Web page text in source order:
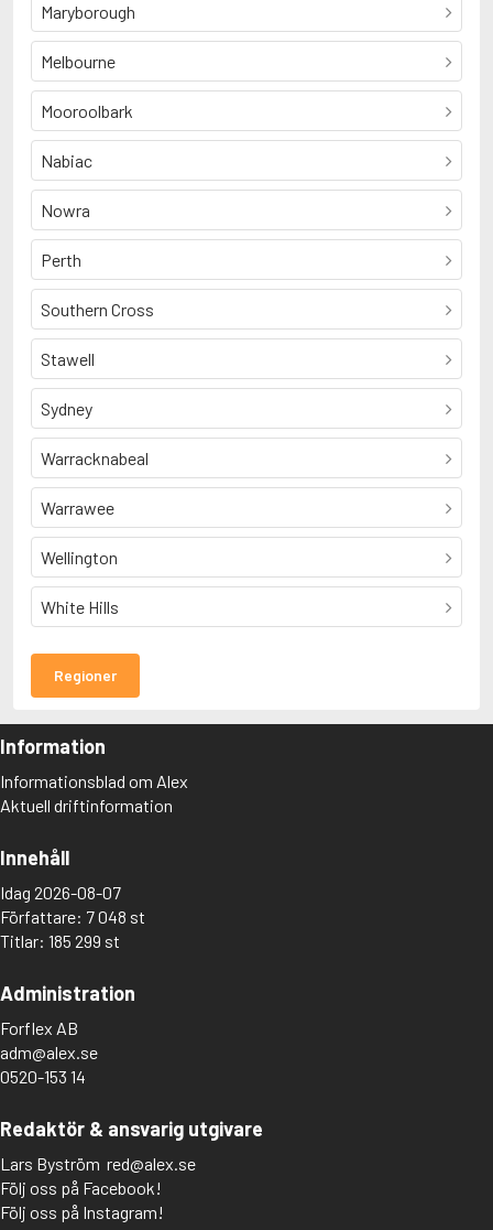
Maryborough
Melbourne
Mooroolbark
Nabiac
Nowra
Perth
Southern Cross
Stawell
Sydney
Warracknabeal
Warrawee
Wellington
White Hills
Regioner
Information
Informationsblad om Alex
Aktuell driftinformation
Innehåll
Idag 2026-08-07
Författare: 7 048 st
Titlar: 185 299 st
Administration
Forflex AB
adm@alex.se
0520-153 14
Redaktör & ansvarig utgivare
Lars Byström red@alex.se
Följ oss på Facebook!
Följ oss på Instagram!